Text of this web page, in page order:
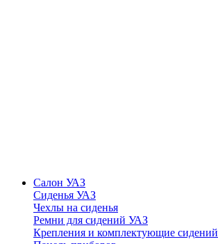
Салон УАЗ
Сиденья УАЗ
Чехлы на сиденья
Ремни для сидений УАЗ
Крепления и комплектующие сидений